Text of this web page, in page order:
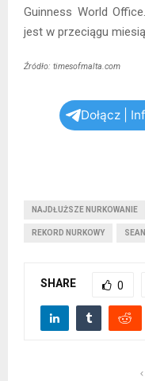
Guinness World
jest w przeciągu
Źródło: timesofmalta.com
Dołącz |
NAJDŁUŻSZE NURKOWANIE
REKORD NURKOWY
SHARE 0